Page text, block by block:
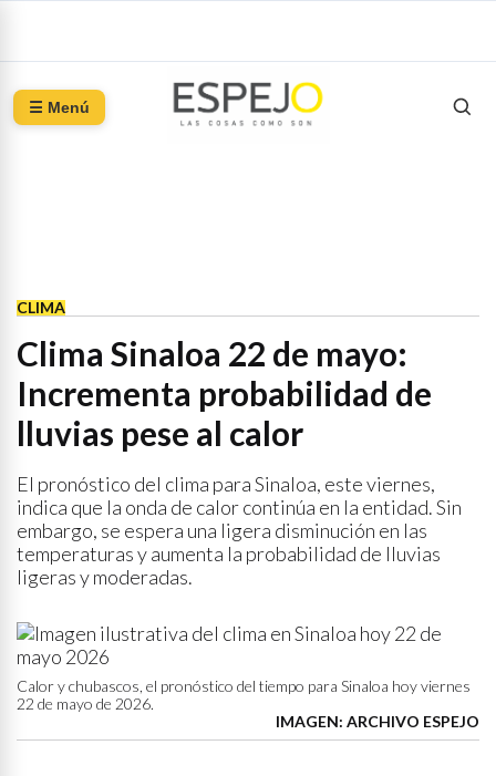
☰ Menú
CLIMA
Clima Sinaloa 22 de mayo:
Incrementa probabilidad de
lluvias pese al calor
El pronóstico del clima para Sinaloa, este viernes,
indica que la onda de calor continúa en la entidad. Sin
embargo, se espera una ligera disminución en las
temperaturas y aumenta la probabilidad de lluvias
ligeras y moderadas.
Calor y chubascos, el pronóstico del tiempo para Sinaloa hoy viernes
22 de mayo de 2026.
IMAGEN: ARCHIVO ESPEJO